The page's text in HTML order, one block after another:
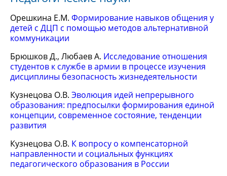
Орешкина Е.М. Формирование навыков общения у
детей с ДЦП с помощью методов альтернативной
коммуникации
Брюшков Д., Любаев А. Исследование отношения
студентов к службе в армии в процессе изучения
дисциплины безопасность жизнедеятельности
Кузнецова О.В. Эволюция идей непрерывного
образования: предпосылки формирования единой
концепции, современное состояние, тенденции
развития
Кузнецова О.В. К вопросу о компенсаторной
направленности и социальных функциях
педагогического образования в России